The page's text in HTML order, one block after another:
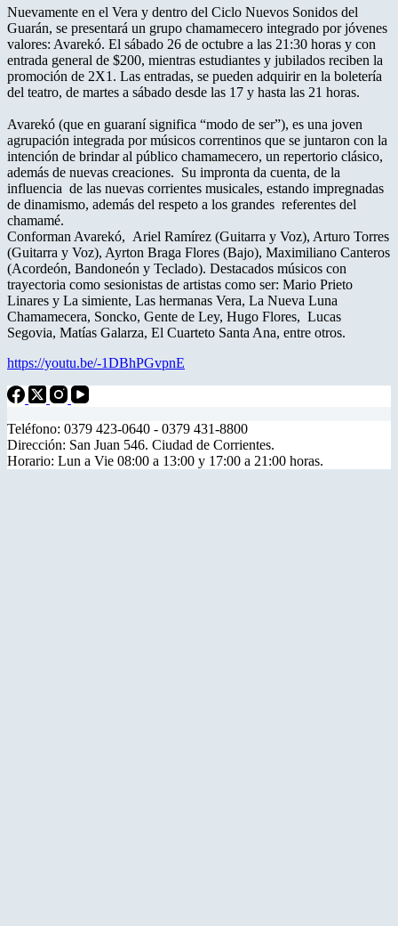
Nuevamente en el Vera y dentro del Ciclo Nuevos Sonidos del
Guarán, se presentará un grupo chamamecero integrado por jóvenes
valores: Avarekó. El sábado 26 de octubre a las 21:30 horas y con
entrada general de $200, mientras estudiantes y jubilados reciben la
promoción de 2X1. Las entradas, se pueden adquirir en la boletería
del teatro, de martes a sábado desde las 17 y hasta las 21 horas.
Avarekó (que en guaraní significa “modo de ser”), es una joven
agrupación integrada por músicos correntinos que se juntaron con la
intención de brindar al público chamamecero, un repertorio clásico,
además de nuevas creaciones. Su impronta da cuenta, de la
influencia de las nuevas corrientes musicales, estando impregnadas
de dinamismo, además del respeto a los grandes referentes del
chamamé.
Conforman Avarekó, Ariel Ramírez (Guitarra y Voz), Arturo Torres
(Guitarra y Voz), Ayrton Braga Flores (Bajo), Maximiliano Canteros
(Acordeón, Bandoneón y Teclado). Destacados músicos con
trayectoria como sesionistas de artistas como ser: Mario Prieto
Linares y La simiente, Las hermanas Vera, La Nueva Luna
Chamamecera, Soncko, Gente de Ley, Hugo Flores, Lucas
Segovia, Matías Galarza, El Cuarteto Santa Ana, entre otros.
https://youtu.be/-1DBhPGvpnE
Teléfono: 0379 423-0640 - 0379 431-8800
Dirección: San Juan 546. Ciudad de Corrientes.
Horario: Lun a Vie 08:00 a 13:00 y 17:00 a 21:00 horas.